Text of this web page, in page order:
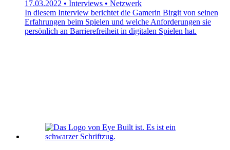
17.03.2022 • Interviews • Netzwerk
In diesem Interview berichtet die Gamerin Birgit von seinen
Erfahrungen beim Spielen und welche Anforderungen sie
persönlich an Barrierefreiheit in digitalen Spielen hat.